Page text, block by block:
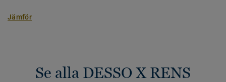
Jämför
Se alla DESSO X RENS